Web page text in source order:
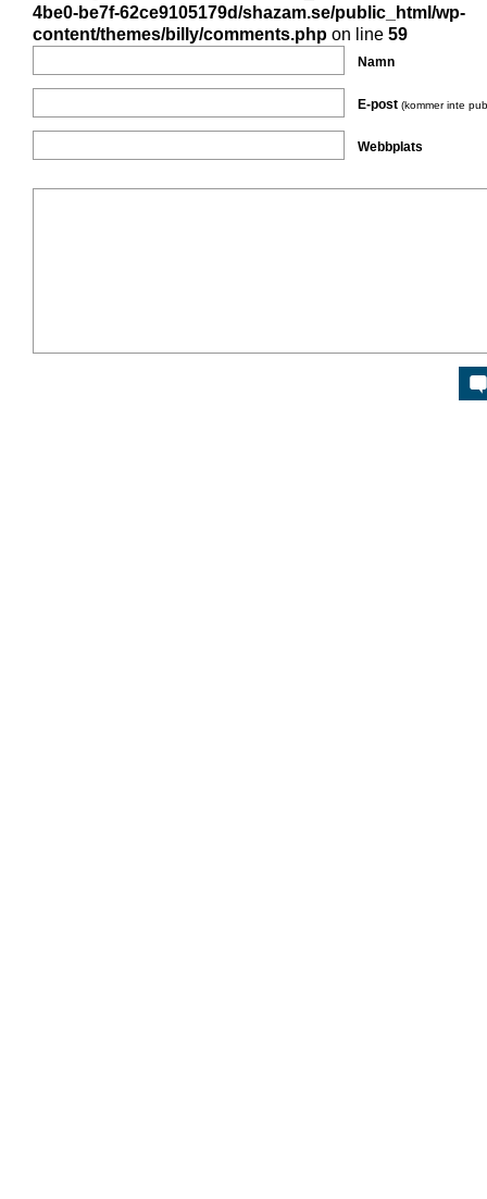
4be0-be7f-62ce9105179d/shazam.se/public_html/wp-
content/themes/billy/comments.php on line 59
Namn
E-post (kommer inte
Webbplats